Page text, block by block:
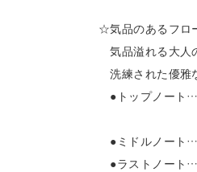
☆気品のあるフロ
気品溢れる大人
洗練された優雅
●トップノート…
リーフィー
●ミドルノート…
●ラストノート…